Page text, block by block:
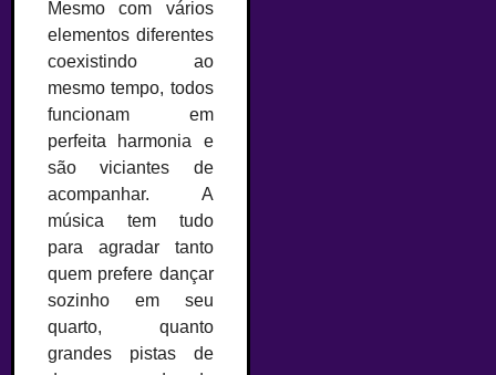
Mesmo com vários
elementos diferentes
coexistindo ao
mesmo tempo, todos
funcionam em
perfeita harmonia e
são viciantes de
acompanhar. A
música tem tudo
para agradar tanto
quem prefere dançar
sozinho em seu
quarto, quanto
grandes pistas de